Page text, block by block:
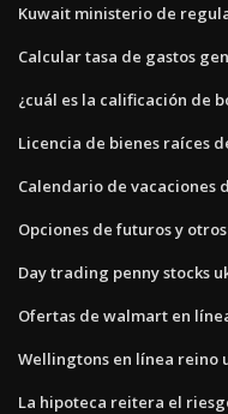
Kuwait ministerio de
Calcular tasa de gastos
¿cuál es la calificación de
Licencia de bienes raíces
Calendario de vacaciones
Opciones de futuros y
Day trading penny stocks
Ofertas de walmart en
Wellingtons en línea reino
La hipoteca reitera el